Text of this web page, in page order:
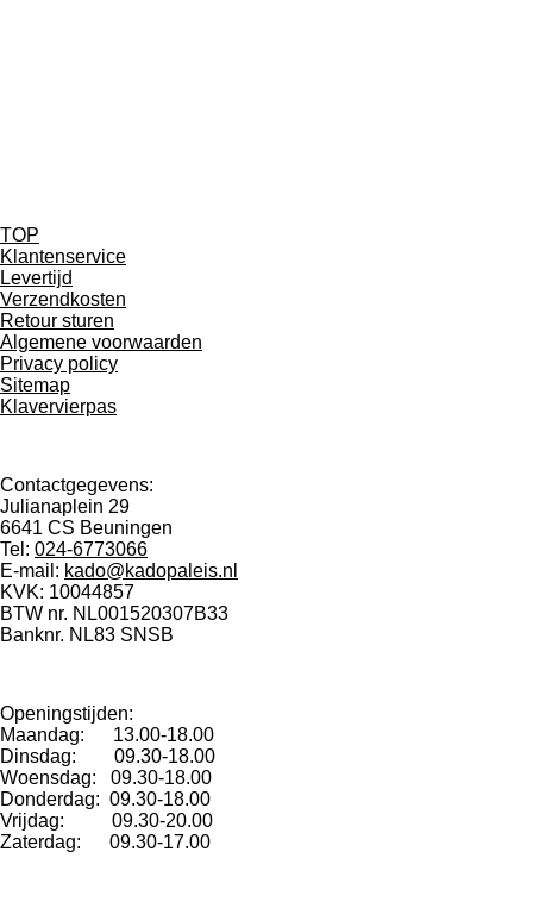
TOP
Klantenservice
Levertijd
Verzendkosten
Retour sturen
Algemene voorwaarden
Privacy policy
Sitemap
Klavervierpas
Contactgegevens:
Julianaplein 29
6641 CS Beuningen
Tel: 024-6773066
E-mail: kado@kadopaleis.nl
KVK: 10044857
BTW nr. NL001520307B33
Banknr. NL83 SNSB
Openingstijden:
Maandag: 13.00-18.00
Dinsdag: 09.30-18.00
Woensdag: 09.30-18.00
Donderdag: 09.30-18.00
Vrijdag: 09.30-20.00
Zaterdag: 09.30-17.00